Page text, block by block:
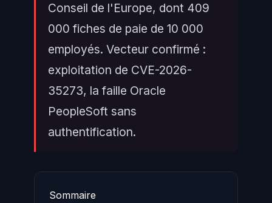
Conseil de l'Europe, dont 409
000 fiches de paie de 10 000
employés. Vecteur confirmé :
exploitation de CVE-2026-
35273, la faille Oracle
PeopleSoft sans
authentification.
Sommaire